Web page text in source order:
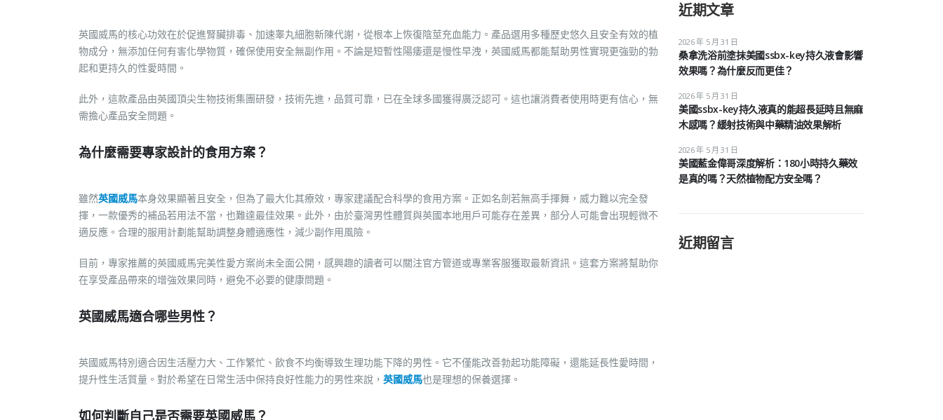
英國威馬的核心功效在於促進腎臟排毒、加速睾丸細胞新陳代謝，從根本上恢復陰莖充血能力。產品選用多種歷史悠久且安全有效的植
物成分，無添加任何有害化學物質，確保使用安全無副作用。不論是短暫性陽痿還是慢性早洩，英國威馬都能幫助男性實現更強勁的勃
起和更持久的性愛時間。
此外，這款產品由英國頂尖生物技術集團研發，技術先進，品質可靠，已在全球多國獲得廣泛認可。這也讓消費者使用時更有信心，無
需擔心產品安全問題。
為什麼需要專家設計的食用方案？
雖然英國威馬本身效果顯著且安全，但為了最大化其療效，專家建議配合科學的食用方案。正如名劍若無高手揮舞，威力難以完全發
揮，一款優秀的補品若用法不當，也難達最佳效果。此外，由於臺灣男性體質與英國本地用戶可能存在差異，部分人可能會出現輕微不
適反應。合理的服用計劃能幫助調整身體適應性，減少副作用風險。
目前，專家推薦的英國威馬完美性愛方案尚未全面公開，感興趣的讀者可以關注官方管道或專業客服獲取最新資訊。這套方案將幫助你
在享受產品帶來的增強效果同時，避免不必要的健康問題。
英國威馬適合哪些男性？
英國威馬特別適合因生活壓力大、工作繁忙、飲食不均衡導致生理功能下降的男性。它不僅能改善勃起功能障礙，還能延長性愛時間，
提升性生活質量。對於希望在日常生活中保持良好性能力的男性來說， 英國威馬也是理想的保養選擇。
如何判斷自己是否需要英國威馬？
近期文章
桑拿洗浴前塗抹美國ssbx-key持久液會影響
效果嗎？為什麼反而更佳？
2026 年 5 月 31 日
美國ssbx-key持久液真的能超長延時且無麻
木感嗎？緩射技術與中藥精油效果解析
2026 年 5 月 31 日
美國藍金偉哥深度解析：180小時持久藥效
是真的嗎？天然植物配方安全嗎？
2026 年 5 月 31 日
近期留言